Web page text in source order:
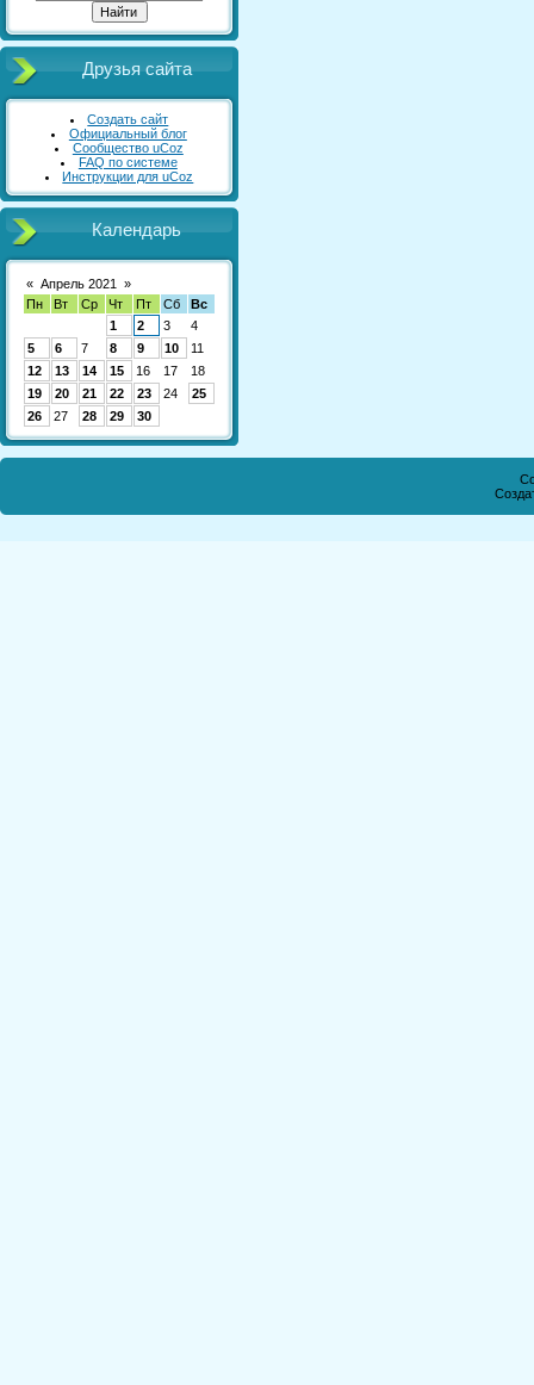
Друзья сайта
Создать сайт
Официальный блог
Сообщество uCoz
FAQ по системе
Инструкции для uCoz
Календарь
« Апрель 2021
»
Пн
Вт Ср Чт Пт Сб
Вс
1
2 3
4
5
6 7 8 9 10
11
12
13 14 15 16 17
18
19
20 21 22 23 24
25
26
27 28 29 30